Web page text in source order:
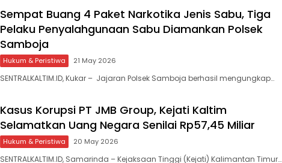
Sempat Buang 4 Paket Narkotika Jenis Sabu, Tiga
Pelaku Penyalahgunaan Sabu Diamankan Polsek
Samboja
Hukum & Peristiwa 21 May 2026
SENTRALKALTIM.ID, Kukar – Jajaran Polsek Samboja berhasil mengungkap…
Kasus Korupsi PT JMB Group, Kejati Kaltim
Selamatkan Uang Negara Senilai Rp57,45 Miliar
Hukum & Peristiwa 20 May 2026
SENTRALKALTIM.ID, Samarinda – Kejaksaan Tinggi (Kejati) Kalimantan Timur…